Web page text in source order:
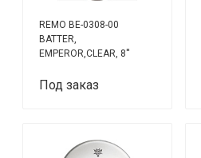
REMO BE-0308-00
BATTER,
EMPEROR,CLEAR, 8''
Под заказ